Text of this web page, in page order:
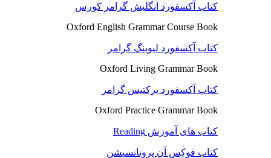
کتاب آکسفورد انگلیش گرامر کورس
Oxford English Grammar Course Book
کتاب آکسفورد لیوینگ گرامر
Oxford Living Grammar Book
کتاب آکسفورد پرکتیس گرامر
Oxford Practice Grammar Book
کتاب های آموزش Reading
کتاب فوکِس آن پرونانسیشن